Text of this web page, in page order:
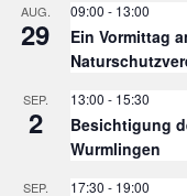
AUG.
29
09:00 - 13:00
Ein Vormittag
SEP.
2
13:00 - 15:30
Besichtigung
Wurmlingen
SEP. 17:30 - 19:00